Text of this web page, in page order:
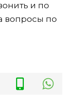
и по
вопросы по